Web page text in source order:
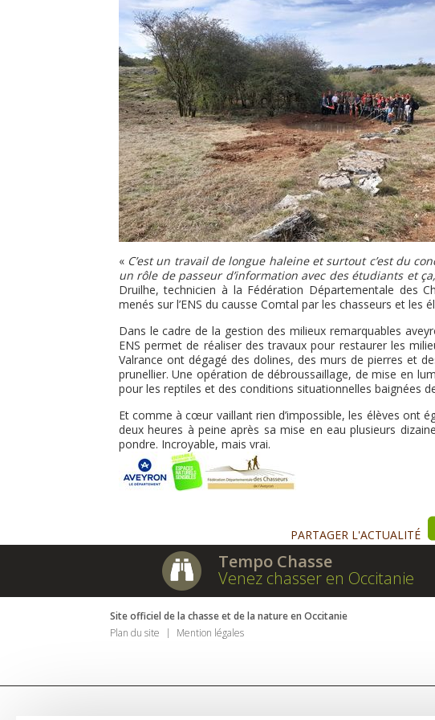
« C’est un travail de longue haleine et surtout c’est du
un rôle de passeur d’information avec des étudiants et
Druilhe, technicien à la Fédération Départementale des
menés sur l’ENS du causse Comtal par les chasseurs et les
Dans le cadre de la gestion des milieux remarquables
ENS permet de réaliser des travaux pour restaurer les
Valrance ont dégagé des dolines, des murs de pierres et
prunellier. Une opération de débroussaillage, de mise en
pour les reptiles et des conditions situationnelles baignées
Et comme à cœur vaillant rien d’impossible, les élèves ont
deux heures à peine après sa mise en eau plusieurs
pondre. Incroyable, mais vrai.
PARTAGER L'ACTUALITÉ
Tempo Chasse
Venez chasser en Occitanie
Site officiel de la chasse et de la nature en Occitanie
Plan du site
Mention légales